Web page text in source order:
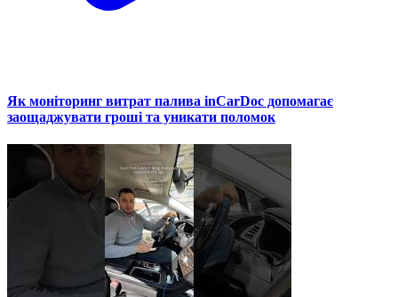
Як моніторинг витрат палива inCarDoc допомагає
заощаджувати гроші та уникати поломок